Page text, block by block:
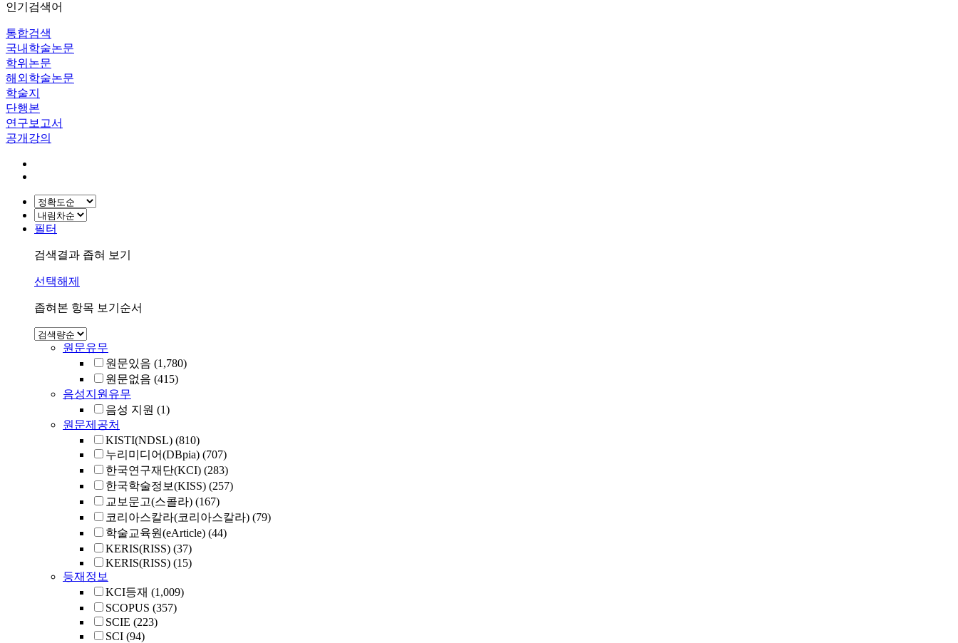
인기검색어
통합검색
국내학술논문
학위논문
해외학술논문
학술지
단행본
연구보고서
공개강의
필터
검색결과 좁혀 보기
선택해제
좁혀본 항목 보기순서
원문유무
원문있음 (1,780)
원문없음 (415)
음성지원유무
음성 지원 (1)
원문제공처
KISTI(NDSL) (810)
누리미디어(DBpia) (707)
한국연구재단(KCI) (283)
한국학술정보(KISS) (257)
교보문고(스콜라) (167)
코리아스칼라(코리아스칼라) (79)
학술교육원(eArticle) (44)
KERIS(RISS) (37)
KERIS(RISS) (15)
등재정보
KCI등재 (1,009)
SCOPUS (357)
SCIE (223)
SCI (94)